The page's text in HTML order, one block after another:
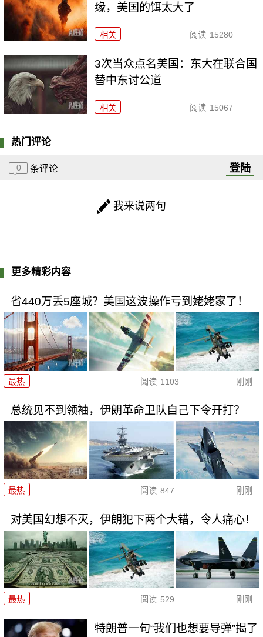
缘，美国的饵太大了
相关 阅读 15280
3次当众点名美国：东大在联合国
替中东讨公道
相关 阅读 15067
热门评论
0 条评论 登陆
我来说两句
更多精彩内容
省440万丢5座城？美国这波操作亏到姥姥家了！
最热 阅读 1103 刚刚
总统见不到领袖，伊朗革命卫队自己下令开打？
最热 阅读 847 刚刚
对美国幻想不灭，伊朗犯下两个大错，令人痛心！
最热 阅读 529 刚刚
特朗普一句“我们也想要导弹”揭了